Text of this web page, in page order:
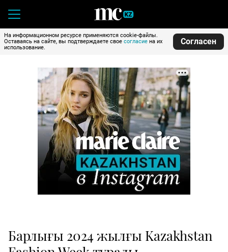
На информационном ресурсе применяются cookie-файлы.
Оставаясь на сайте, вы подтверждаете свое согласие на их
использование.
Согласен
Барлығы 2024 жылғы Kazakhstan